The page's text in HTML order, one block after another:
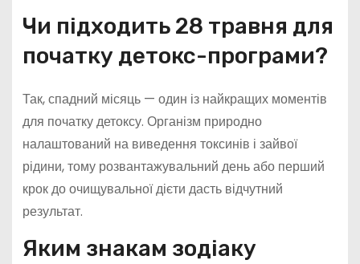
Чи підходить 28 травня для
початку детокс-програми?
Так, спадний місяць — один із найкращих моментів
для початку детоксу. Організм природно
налаштований на виведення токсинів і зайвої
рідини, тому розвантажувальний день або перший
крок до очищувальної дієти дасть відчутний
результат.
Яким знакам зодіаку